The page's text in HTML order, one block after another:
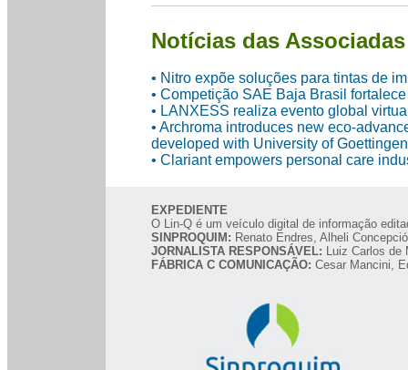
Notícias das Associadas
• Nitro expõe soluções para tintas de
• Competição SAE Baja Brasil
• LANXESS realiza evento global
• Archroma introduces new eco-
developed with University of Goettingen
• Clariant empowers personal care
EXPEDIENTE
O Lin-Q é um veículo digital de informação
SINPROQUIM: Renato Endres, Alheli
JORNALISTA RESPONSÁVEL: Luiz Carlos de
FÁBRICA C COMUNICAÇÃO: Cesar Mancini,